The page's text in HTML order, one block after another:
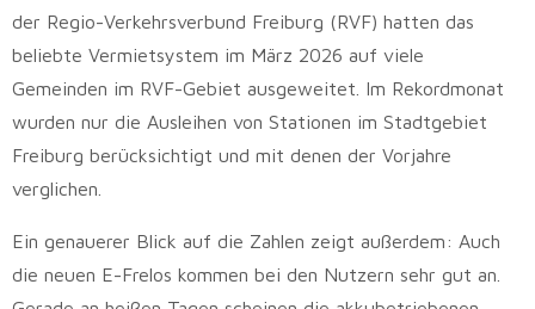
der Regio-Verkehrsverbund Freiburg (RVF) hatten das
beliebte Vermietsystem im März 2026 auf viele
Gemeinden im RVF-Gebiet ausgeweitet. Im Rekordmonat
wurden nur die Ausleihen von Stationen im Stadtgebiet
Freiburg berücksichtigt und mit denen der Vorjahre
verglichen.
Ein genauerer Blick auf die Zahlen zeigt außerdem: Auch
die neuen E-Frelos kommen bei den Nutzern sehr gut an.